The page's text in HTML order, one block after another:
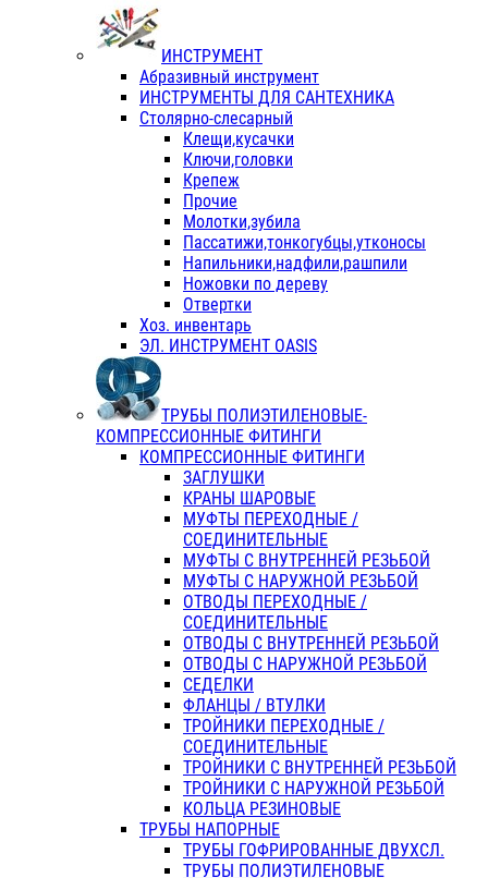
ИНСТРУМЕНТ
Абразивный инструмент
ИНСТРУМЕНТЫ ДЛЯ САНТЕХНИКА
Столярно-слесарный
Клещи,кусачки
Ключи,головки
Крепеж
Прочие
Молотки,зубила
Пассатижи,тонкогубцы,утконосы
Напильники,надфили,рашпили
Ножовки по дереву
Отвертки
Хоз. инвентарь
ЭЛ. ИНСТРУМЕНТ OASIS
ТРУБЫ ПОЛИЭТИЛЕНОВЫЕ-
КОМПРЕССИОННЫЕ ФИТИНГИ
КОМПРЕССИОННЫЕ ФИТИНГИ
ЗАГЛУШКИ
КРАНЫ ШАРОВЫЕ
МУФТЫ ПЕРЕХОДНЫЕ /
СОЕДИНИТЕЛЬНЫЕ
МУФТЫ С ВНУТРЕННЕЙ РЕЗЬБОЙ
МУФТЫ С НАРУЖНОЙ РЕЗЬБОЙ
ОТВОДЫ ПЕРЕХОДНЫЕ /
СОЕДИНИТЕЛЬНЫЕ
ОТВОДЫ С ВНУТРЕННЕЙ РЕЗЬБОЙ
ОТВОДЫ С НАРУЖНОЙ РЕЗЬБОЙ
СЕДЕЛКИ
ФЛАНЦЫ / ВТУЛКИ
ТРОЙНИКИ ПЕРЕХОДНЫЕ /
СОЕДИНИТЕЛЬНЫЕ
ТРОЙНИКИ С ВНУТРЕННЕЙ РЕЗЬБОЙ
ТРОЙНИКИ С НАРУЖНОЙ РЕЗЬБОЙ
КОЛЬЦА РЕЗИНОВЫЕ
ТРУБЫ НАПОРНЫЕ
ТРУБЫ ГОФРИРОВАННЫЕ ДВУХСЛ.
ТРУБЫ ПОЛИЭТИЛЕНОВЫЕ